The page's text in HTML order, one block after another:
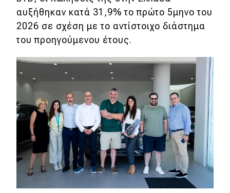
αυξήθηκαν κατά 31,9% το πρώτο 5μηνο του
2026 σε σχέση με το αντίστοιχο διάστημα
του προηγούμενου έτους.